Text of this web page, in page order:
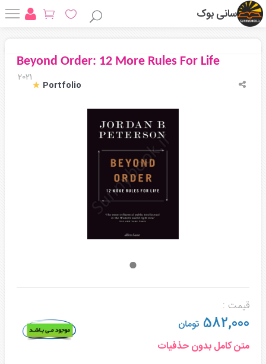
سانی بوک
Beyond Order: 12 More Rules For Life
2021
Portfolio
قیمت :
582,000 تومان
متن کامل بدون حذفیات